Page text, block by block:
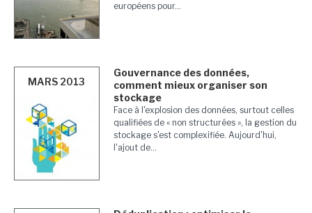
européens pour...
MARS 2013
Gouvernance des données,
comment mieux organiser son
stockage
Face à l'explosion des données, surtout celles
qualifiées de « non structurées », la gestion du
stockage s'est complexifiée. Aujourd'hui,
l'ajout de...